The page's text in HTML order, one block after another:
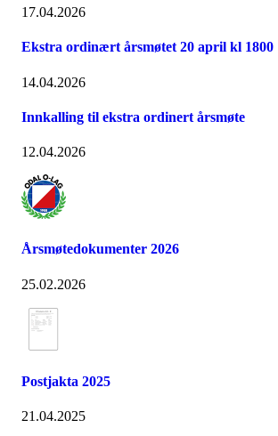
17.04.2026
Ekstra ordinært årsmøtet 20 april kl 1800
14.04.2026
Innkalling til ekstra ordinert årsmøte
12.04.2026
Årsmøtedokumenter 2026
25.02.2026
Postjakta 2025
21.04.2025